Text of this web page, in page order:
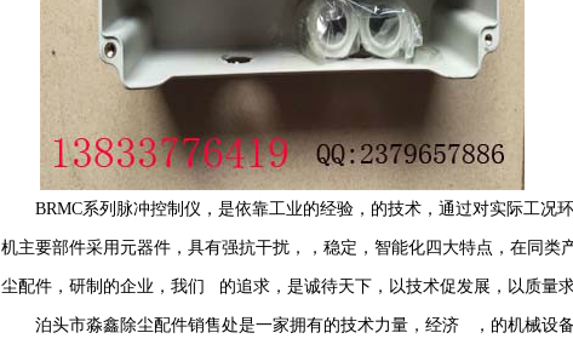
BRMC系列脉冲控制仪，是依靠工业的经验，的技术，通过对实际工况
机主要部件采用元器件，具有强抗干扰，，稳定，智能化四大特点，在同
尘配件，研制的企业，我们 的追求，是诚待天下，以技术促发展，以质量
泊头市淼鑫除尘配件销售处是一家拥有的技术力量，经济 ，的机械设